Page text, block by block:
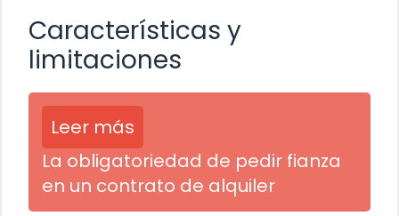
Características y
limitaciones
Leer más
La obligatoriedad de pedir fianza
en un contrato de alquiler